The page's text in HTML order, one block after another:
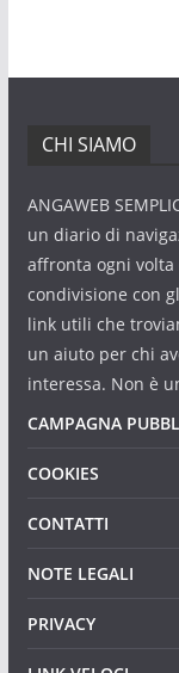
CHI SIAMO
ANGAWEB
un diario di
affronta ogni
condivisione con
link utili che
un aiuto per chi
interessa. Non è
CAMPAGNA
COOKIES
CONTATTI
NOTE LEGALI
PRIVACY